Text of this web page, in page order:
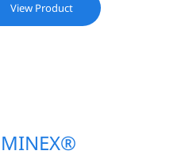
View Product
MINEX®